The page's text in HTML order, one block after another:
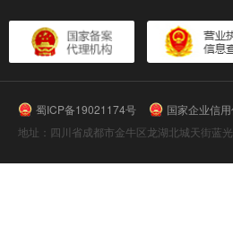
蜀ICP备19021174号 国家企业信用
地址：四川省成都市金牛区龙湖北城天街